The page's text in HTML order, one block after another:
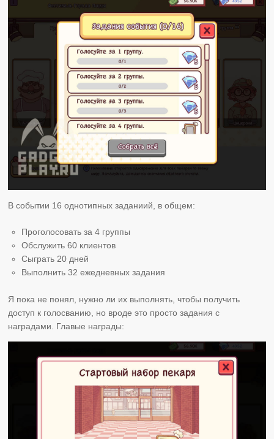
В событии 16 однотипных заданиий, в общем:
Проголосовать за 4 группы
Обслужить 60 клиентов
Сыграть 20 дней
Выполнить 32 ежедневных задания
Я пока не понял, нужно ли их выполнять, чтобы получить
доступ к голосванию, но вроде это просто задания с
наградами. Главые награды: